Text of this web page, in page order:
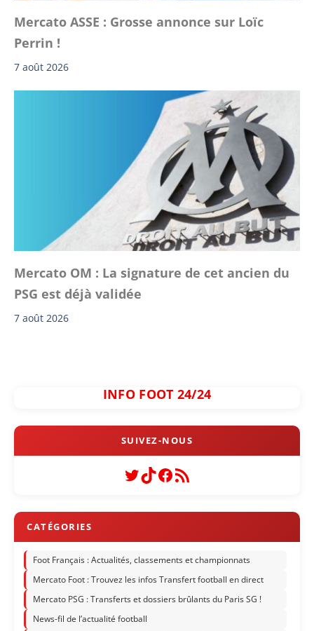
Mercato ASSE : Grosse annonce sur Loïc
Perrin !
7 août 2026
Mercato OM : La signature de cet ancien du
PSG est déjà validée
7 août 2026
INFO FOOT 24/24
Twitter
TikTok
Facebook
Flux RSS
Foot Français : Actualités, classements et championnats
Mercato Foot : Trouvez les infos Transfert football en direct
Mercato PSG : Transferts et dossiers brûlants du Paris SG !
News-fil de l’actualité football